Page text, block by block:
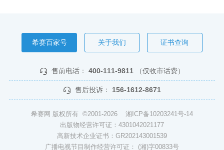
希赛百家号 关于我们 证书查询
售前电话： 400-111-9811 （仅收市话费）
售后投诉： 156-1612-8671
希赛网 版权所有 ©2001-2026 湘ICP备10203241号-14
出版物经营许可证：4301042021177
高新技术企业证书：GR202143001539
广播电视节目制作经营许可证： (湘)字00833号